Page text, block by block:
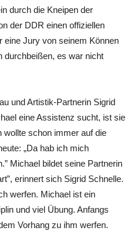
durch die Kneipen der
der DDR einen offiziellen
Jury von seinem Können
durchbeißen, es war nicht
und Artistik-Partnerin ­Sigrid
eine Assistenz sucht, ist sie
wollte schon immer auf die
„Da hab ich mich
Michael bildet seine Partnerin
erinnert sich Sigrid Schnelle.
werfen. Michael ist ein
und viel Übung. Anfangs
Vorhang zu ihm werfen.